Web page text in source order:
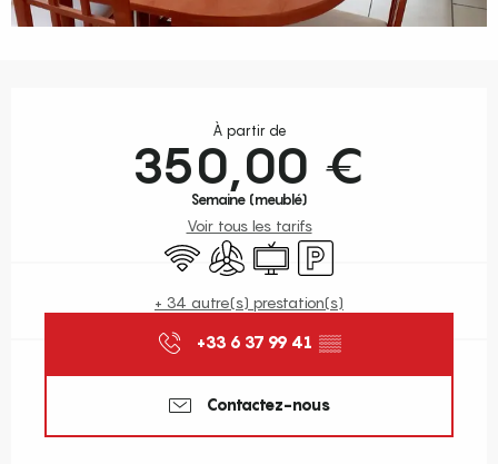
À partir de
350,00 €
Semaine (meublé)
Voir tous les tarifs
WiFi Air conditionné
Télévision
Parking
+ 34 autre(s) prestation(s)
+33 6 37 99 41 ▒▒
Contactez-nous